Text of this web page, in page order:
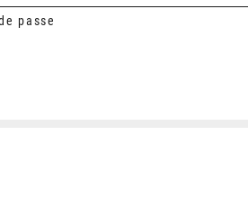
passe